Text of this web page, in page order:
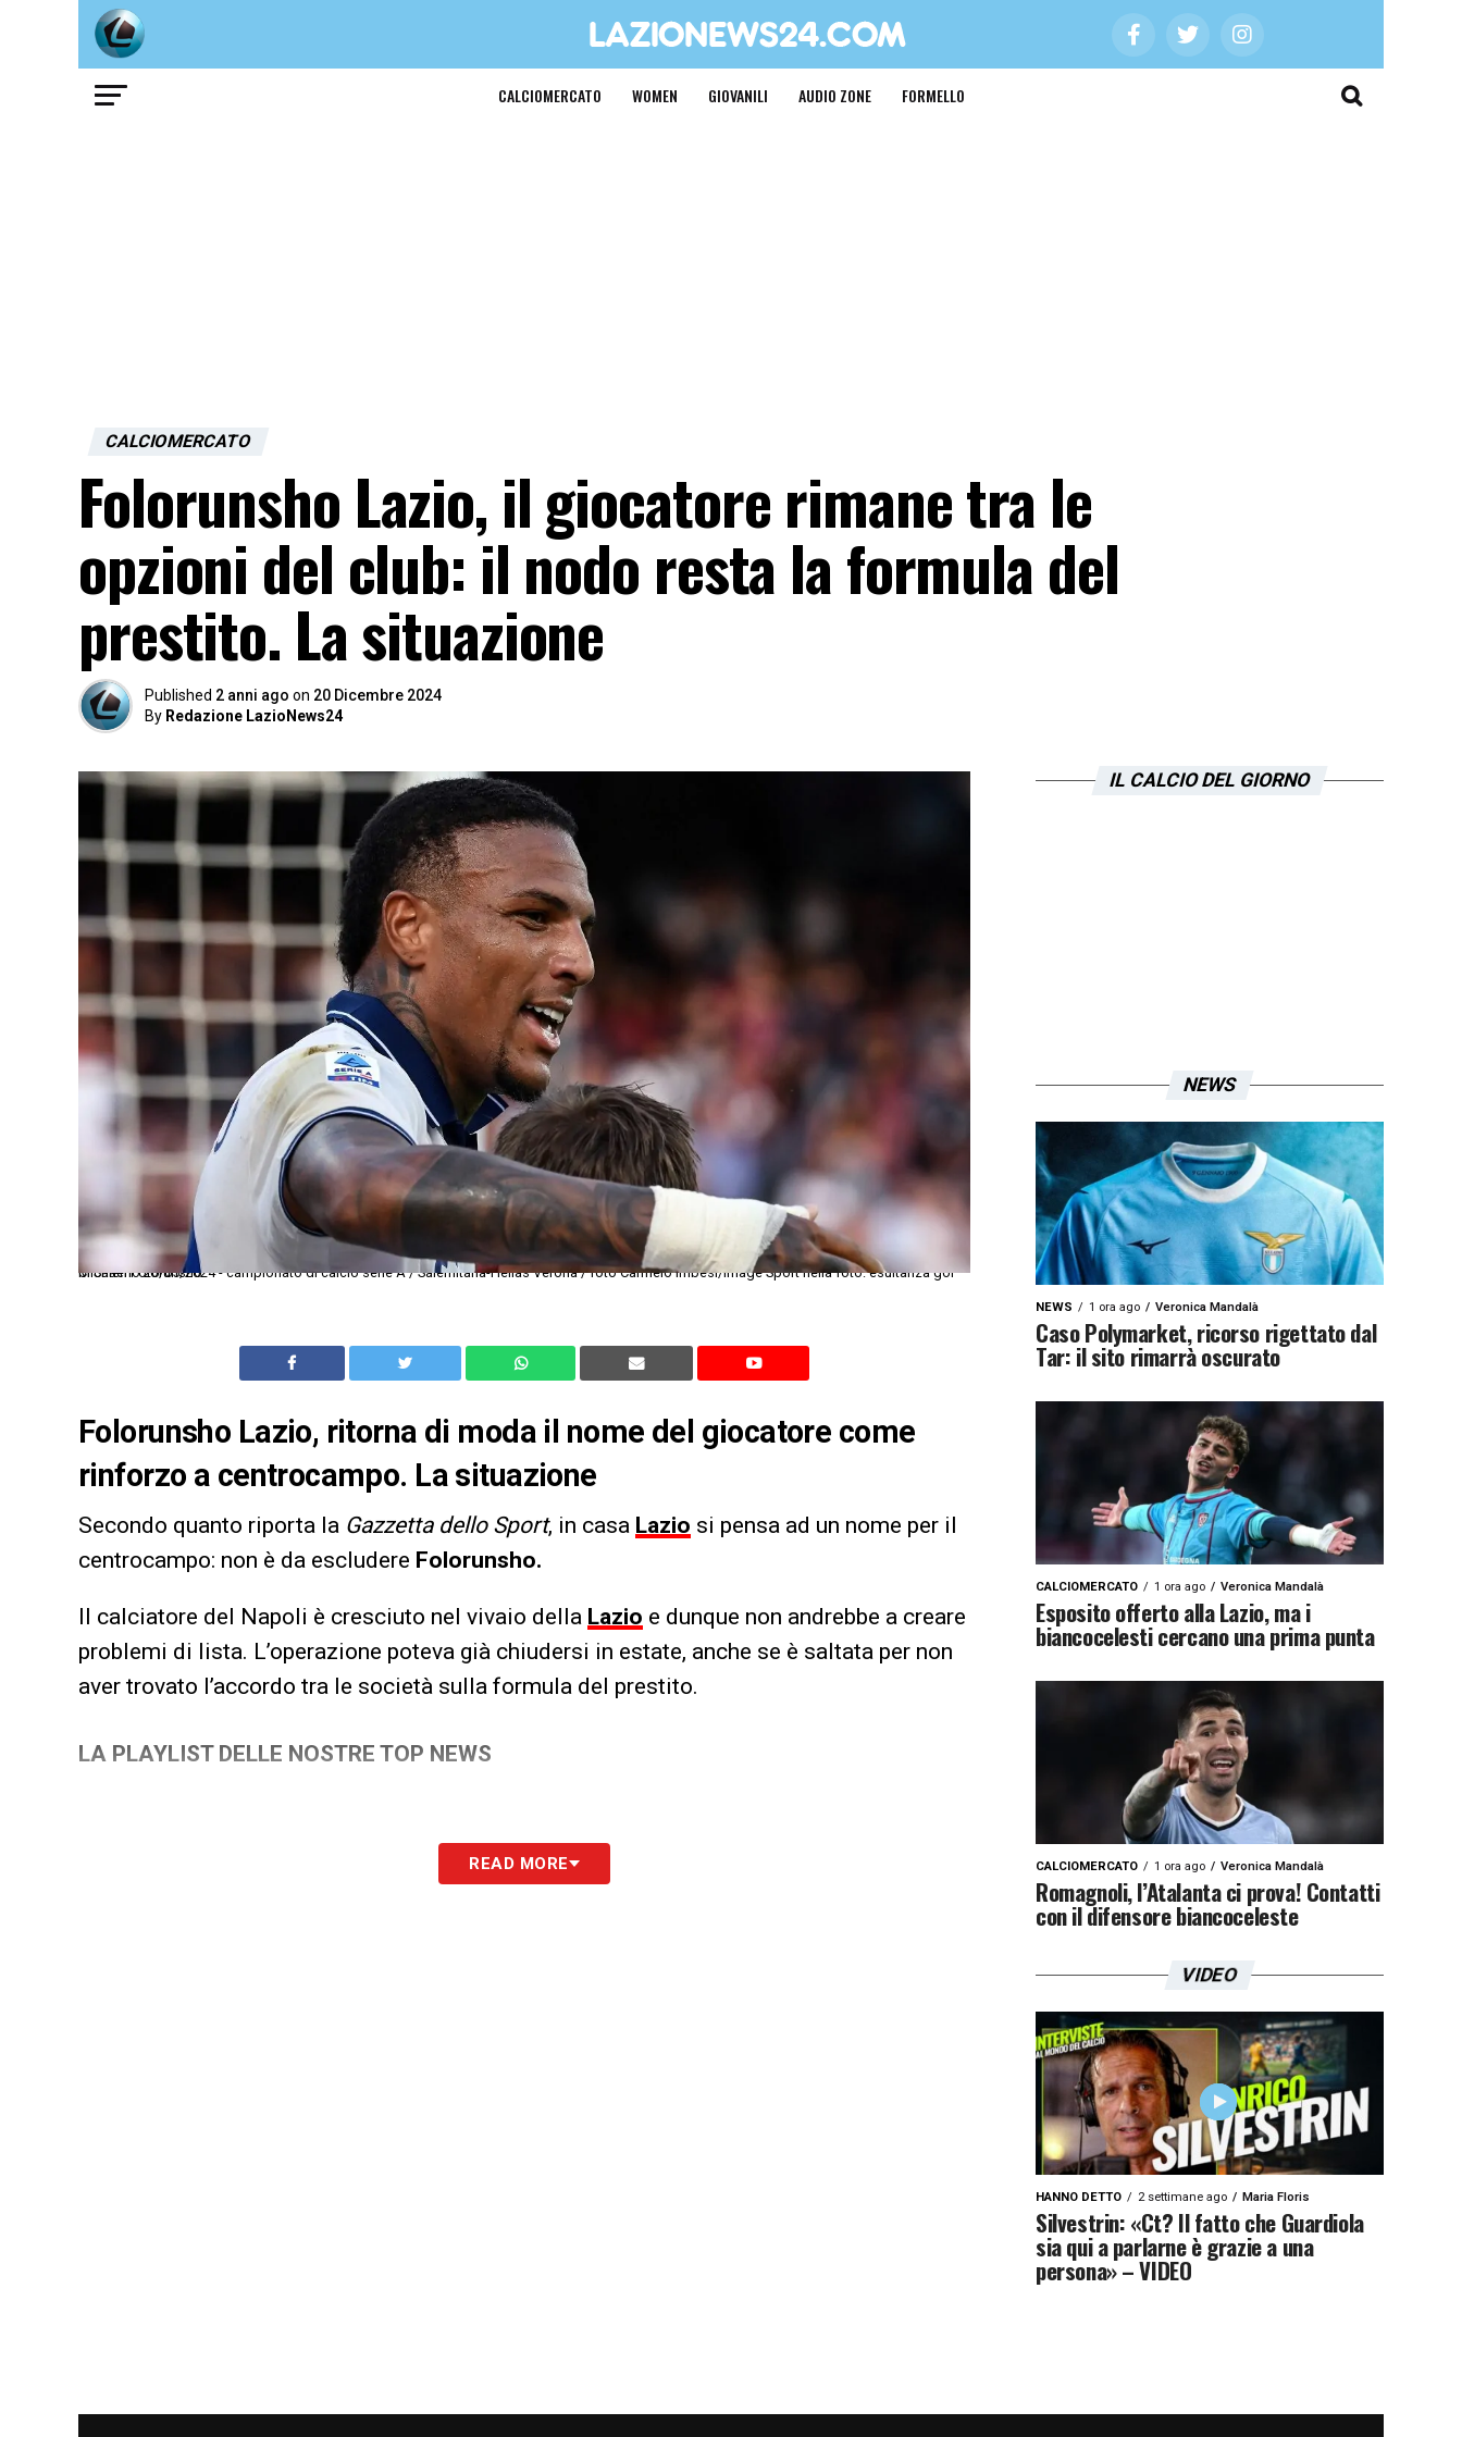
CALCIOMERCATO WOMEN GIOVANILI AUDIO ZONE FORMELLO
CALCIOMERCATO
Folorunsho Lazio, il giocatore rimane tra le
opzioni del club: il nodo resta la formula del
prestito. La situazione
Published 2 anni ago on 20 Dicembre 2024
By Redazione LazioNews24
Ci Salerno 20/05/2024 - campionato di calcio serie A / Salernitana-Hellas Verona / foto Carmelo Imbesi/Image Sport nella foto: esultanza gol Michael Folorunsho
Folorunsho Lazio, ritorna di moda il nome del giocatore come
rinforzo a centrocampo. La situazione
Secondo quanto riporta la Gazzetta dello Sport, in casa Lazio si pensa ad un nome per il
centrocampo: non è da escludere Folorunsho.
Il calciatore del Napoli è cresciuto nel vivaio della Lazio e dunque non andrebbe a creare
problemi di lista. L’operazione poteva già chiudersi in estate, anche se è saltata per non
aver trovato l’accordo tra le società sulla formula del prestito.
LA PLAYLIST DELLE NOSTRE TOP NEWS
READ MORE
IL CALCIO DEL GIORNO
NEWS
NEWS 1 ora ago Veronica Mandalà
Caso Polymarket, ricorso rigettato dal
Tar: il sito rimarrà oscurato
CALCIOMERCATO 1 ora ago Veronica Mandalà
Esposito offerto alla Lazio, ma i
biancocelesti cercano una prima punta
CALCIOMERCATO 1 ora ago Veronica Mandalà
Romagnoli, l’Atalanta ci prova! Contatti
con il difensore biancoceleste
VIDEO
HANNO DETTO 2 settimane ago Maria Floris
Silvestrin: «Ct? Il fatto che Guardiola
sia qui a parlarne è grazie a una
persona» – VIDEO